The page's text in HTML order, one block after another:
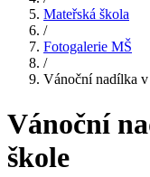
Mateřská škola
/
Fotogalerie MŠ
/
Vánoční nadílka v
Vánoční
škole